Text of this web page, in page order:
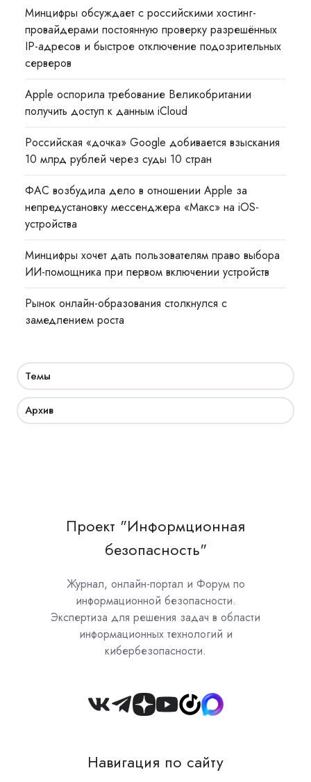
Минцифры обсуждает с российскими хостинг-
провайдерами постоянную проверку разрешённых
IP-адресов и быстрое отключение подозрительных
серверов
Apple оспорила требование Великобритании
получить доступ к данным iCloud
Российская «дочка» Google добивается взыскания
10 млрд рублей через суды 10 стран
ФАС возбудила дело в отношении Apple за
непредустановку мессенджера «Макс» на iOS-
устройства
Минцифры хочет дать пользователям право выбора
ИИ-помощника при первом включении устройств
Рынок онлайн-образования столкнулся с
замедлением роста
Темы
Архив
Проект "Информционная
безопасность"
Журнал, онлайн-портал и Форум по
информационной безопасности.
Экспертиза для решения задач в области
информационных технологий и
кибербезопасности.
Join
Slack
Навигация по сайту